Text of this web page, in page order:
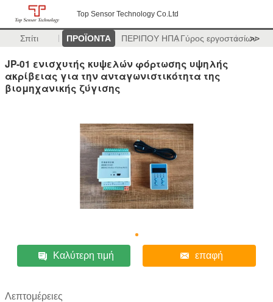
Top Sensor Technology Co.Ltd
Σπίτι ΠΡΟΪΟΝΤΑ ΠΕΡΙΠΟΥ ΗΠΑΓύρος εργοστασίων
>>
JP-01 ενισχυτής κυψελών φόρτωσης υψηλής
ακρίβειας για την ανταγωνιστικότητα της
βιομηχανικής ζύγισης
Καλύτερη τιμή επαφή
Λεπτομέρειες